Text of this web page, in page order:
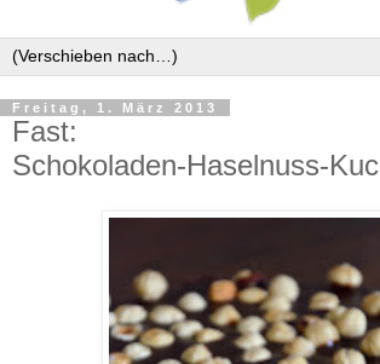
Freitag, 1. März 2013
Fast:
Schokoladen-Haselnuss-